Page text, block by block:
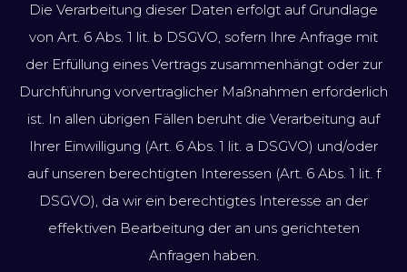
Die Verarbeitung dieser Daten erfolgt auf Grundlage
von Art. 6 Abs. 1 lit. b DSGVO, sofern Ihre Anfrage mit
der Erfüllung eines Vertrags zusammenhängt oder zur
Durchführung vorvertraglicher Maßnahmen erforderlich
ist. In allen übrigen Fällen beruht die Verarbeitung auf
Ihrer Einwilligung (Art. 6 Abs. 1 lit. a DSGVO) und/oder
auf unseren berechtigten Interessen (Art. 6 Abs. 1 lit. f
DSGVO), da wir ein berechtigtes Interesse an der
effektiven Bearbeitung der an uns gerichteten
Anfragen haben.